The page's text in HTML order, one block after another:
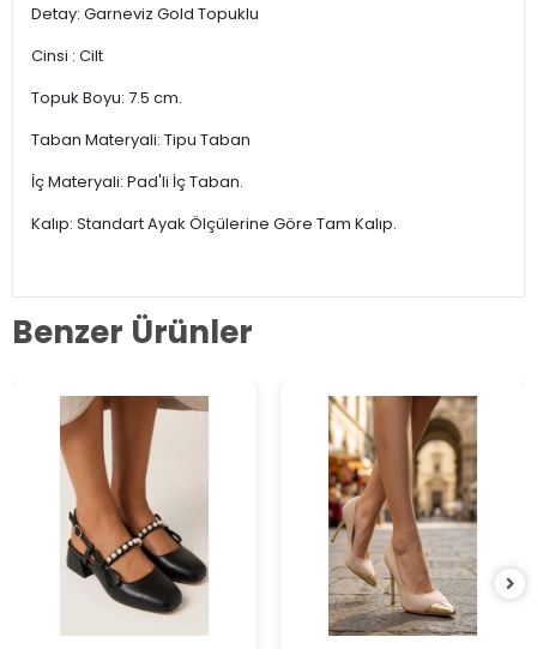
Detay: Garneviz Gold Topuklu
Cinsi : Cilt
Topuk Boyu: 7.5 cm.
Taban Materyali: Tipu Taban
İç Materyali: Pad'li İç Taban.
Kalıp: Standart Ayak Ölçülerine Göre Tam Kalıp.
Benzer Ürünler